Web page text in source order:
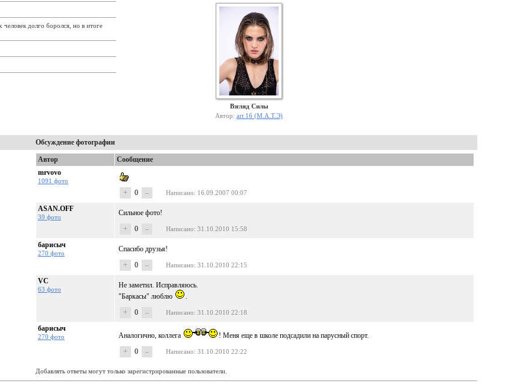
долго боролся, но в итоге
Взгляд Силы
Автор: art 16 (М.А.Т.Э)
Обсуждение фотографии
Автор
Сообщение
mrvovo
1091 фото
+ 0 – Написано: 16.09.2007 00:07
ASAN.OFF
39 фото
Сильное фото!
+
0 – Написано: 31.10.2010 15:58
барисыч
270 фото
Спасибо друзья!
+
0 – Написано: 31.10.2010 22:15
VC
63 фото
Не заметил. Исправляюсь.
"Баркасы" люблю
.
+
0 – Написано: 31.10.2010 22:18
барисыч
270 фото Аналогично, коллега
! Меня еще в школе подсадили на парусный спорт.
+
0 – Написано: 31.10.2010 22:22
Добавлять ответы могут только зарегистрированные пользователи.